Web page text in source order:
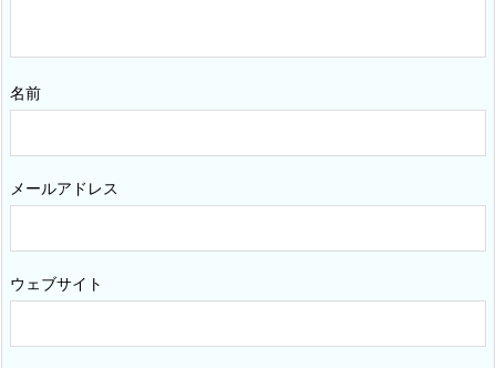
名前
メールアドレス
ウェブサイト